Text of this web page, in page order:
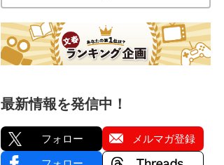
最新情報を発信中！
フォロー メルマガ登録